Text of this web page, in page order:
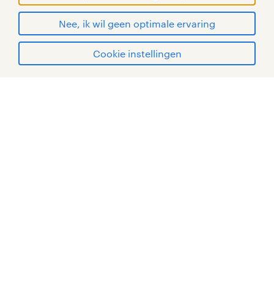
Nee, ik wil geen optimale ervaring
Cookie instellingen
© Randstad 2026